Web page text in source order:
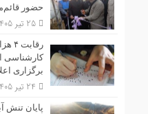
حضور
25 تیر 1405 - 23:23
برگزاری